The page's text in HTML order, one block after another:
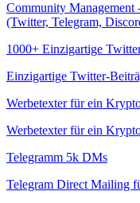
Community
(Twitter, Telegram,
1000+ Einzigartige
Einzigartige Twitter-
Werbetexter für ein
Werbetexter für ein
Telegramm 5k DMs
Telegram Direct Mailing